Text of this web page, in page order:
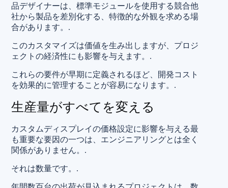
品デザイナーは、標準モジュールを使用する競合他
社から製品を差別化する、特徴的な外観を求める場
合があります。.
このカスタマイズは価値を生み出しますが、プロジ
ェクトの経済性にも影響を与えます。.
これらの要件が早期に定義されるほど、開発コスト
を効果的に管理することが容易になります。.
生産量がすべてを変える
カスタムディスプレイの価格設定に影響を与える最
も重要な要因の一つは、エンジニアリングとは全く
関係がありません。.
それは数量です。.